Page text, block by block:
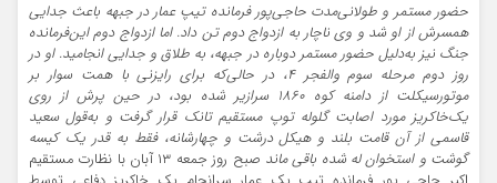
حضور مستمر و طولانی‌مدت حاجی‌پور فرمانده تیپ عمار در جبهه باعث جدایی
همسرش از او شد و وی ناچار به ازدواج دوم تن داد. اما ازدواج دوم این‌فرمانده
جنگ نیز به‌دلیل حضور مستمر دوباره در جبهه، به طلاق و جدایی انجامید. او در
روز دوم مرحله سوم والفجر ۴، در حالی‌که برای رایزنی با همت سوار بر
موتورسیکلت از دامنه کوه ۱۸۶۰ سرازیر شده بود، در حین پرش از روی
یک‌خاکریز مورد اصابت گلوله توپ مستقیم تانک قرار گرفت و به‌قول سعید
قاسمی از آن قامت بلند و هیکل درشت و چهارشانه، فقط به قدر یک کیسه
گوشت و استخوان له شده باقی ماند
صبح روز جمعه ۱۳ آبان با نظارت مستقیم